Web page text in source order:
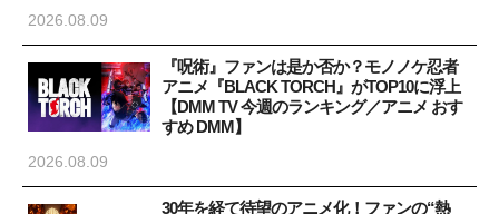
2026.08.09
『呪術』ファンは是か否か？モノノケ忍者
アニメ『BLACK TORCH』がTOP10に浮上
【DMM TV 今週のランキング／アニメ おす
すめ DMM】
2026.08.09
30年を経て待望のアニメ化！ファンの“熱